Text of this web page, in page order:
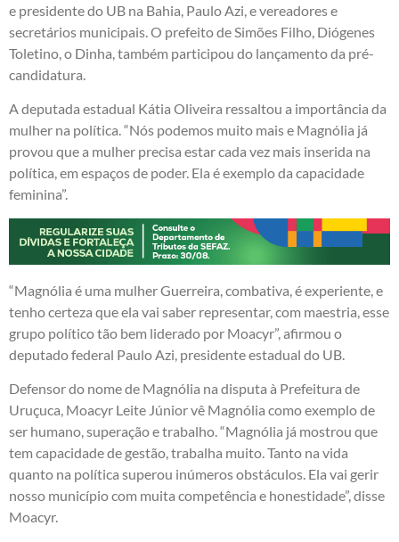
e presidente do UB na Bahia, Paulo Azi, e vereadores e
secretários municipais. O prefeito de Simões Filho, Diógenes
Toletino, o Dinha, também participou do lançamento da pré-
candidatura.
A deputada estadual Kátia Oliveira ressaltou a importância da
mulher na política. “Nós podemos muito mais e Magnólia já
provou que a mulher precisa estar cada vez mais inserida na
política, em espaços de poder. Ela é exemplo da capacidade
feminina”.
“Magnólia é uma mulher Guerreira, combativa, é experiente, e
tenho certeza que ela vai saber representar, com maestria, esse
grupo político tão bem liderado por Moacyr”, afirmou o
deputado federal Paulo Azi, presidente estadual do UB.
Defensor do nome de Magnólia na disputa à Prefeitura de
Uruçuca, Moacyr Leite Júnior vê Magnólia como exemplo de
ser humano, superação e trabalho. “Magnólia já mostrou que
tem capacidade de gestão, trabalha muito. Tanto na vida
quanto na política superou inúmeros obstáculos. Ela vai gerir
nosso município com muita competência e honestidade”, disse
Moacyr.